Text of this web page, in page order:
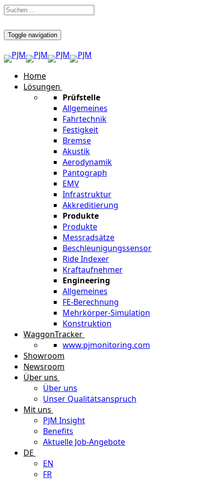
Toggle navigation
Home
Lösungen
Prüfstelle
Allgemeines
Fahrtechnik
Festigkeit
Bremse
Akustik
Aerodynamik
Pantograph
EMV
Infrastruktur
Akkreditierung
Produkte
Produkte
Messradsätze
Beschleunigungssensor
Ride Indexer
Kraftaufnehmer
Engineering
Allgemeines
FE-Berechnung
Mehrkörper-Simulation
Konstruktion
WaggonTracker
www.pjmonitoring.com
Showroom
Newsroom
Über uns
Über uns
Unser Qualitätsanspruch
Mit uns
PJM Insight
Benefits
Aktuelle Job-Angebote
DE
EN
FR